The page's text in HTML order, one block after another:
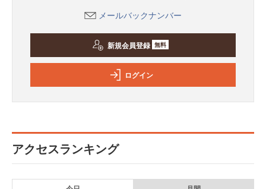
メールバックナンバー
新規会員登録 無料
ログイン
アクセスランキング